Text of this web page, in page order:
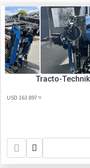
Tracto-
≈ 163 897 USD